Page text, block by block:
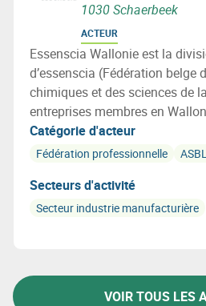
1030 Schaerbeek
ACTEUR
Essenscia Wallonie est la
d’essenscia (Fédération belge
chimiques et des sciences de
entreprises membres en
conseils et des services sur
thématiques et compétences
Catégorie d'acteur
Fédération professionnelle
Secteurs d'activité
Secteur industrie manufacturière
VOIR TOUS LES